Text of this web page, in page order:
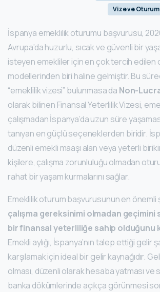
Vize ve Oturum
İspanya emeklilik oturumu başvurusu, 2026
Avrupa’da huzurlu, sıcak ve güvenli bir
isteyen emekliler için en çok tercih edilen
modellerinden biri haline gelmiştir. Bu
“emeklilik vizesi” bulunmasa da Non-
olarak bilinen Finansal Yeterlilik Vizesi,
çalışmadan İspanya’da uzun süre
tanıyan en güçlü seçeneklerden biridir.
düzenli emekli maaşı alan veya yeterli
kişilere, çalışma zorunluluğu olmadan
rahat bir yaşam kurmalarını sağlar.
Emeklilik oturum başvurusunun en önemli
çalışma gereksinimi olmadan
bir finansal yeterliliğe sahip olduğunu
Emekli aylığı, İspanya’nın talep ettiği gelir
karşılamak için ideal bir gelir kaynağıdır.
olması, düzenli olarak hesaba yatması ve
banka dökümlerinde açıkça görünmesi